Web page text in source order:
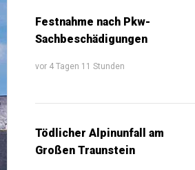
Festnahme nach Pkw-
Sachbeschädigungen
vor 4 Tagen 11 Stunden
Tödlicher Alpinunfall am
Großen Traunstein